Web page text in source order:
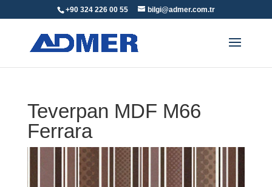
+90 324 226 00 55 bilgi@admer.com.tr
Teverpan MDF M66
Ferrara